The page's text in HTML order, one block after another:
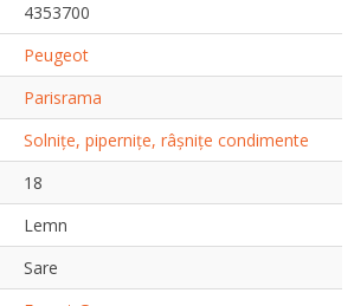
4353700
Peugeot
Parisrama
Solnițe, pipernițe, râșnițe condimente
18
Lemn
Sare